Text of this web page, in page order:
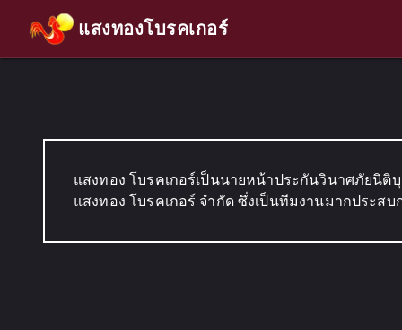
แสงทองโบรคเกอร์
แสงทอง โบรคเกอร์เป็นนายหน้าประกันวินาศภัยนิ
แสงทอง โบรคเกอร์ จำกัด ซึ่งเป็นทีมงานมากประ